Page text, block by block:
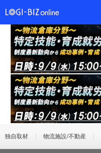
独自取材 物流施設/不動産